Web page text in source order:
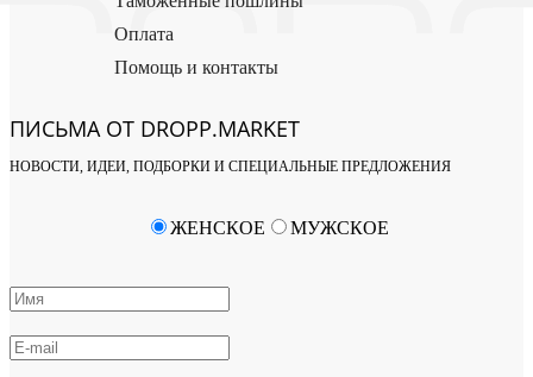
Оплата
Помощь и контакты
ПИСЬМА ОТ DROPP.MARKET
НОВОСТИ, ИДЕИ, ПОДБОРКИ И СПЕЦИАЛЬНЫЕ ПРЕДЛОЖЕНИЯ
ЖЕНСКОЕ МУЖСКОЕ